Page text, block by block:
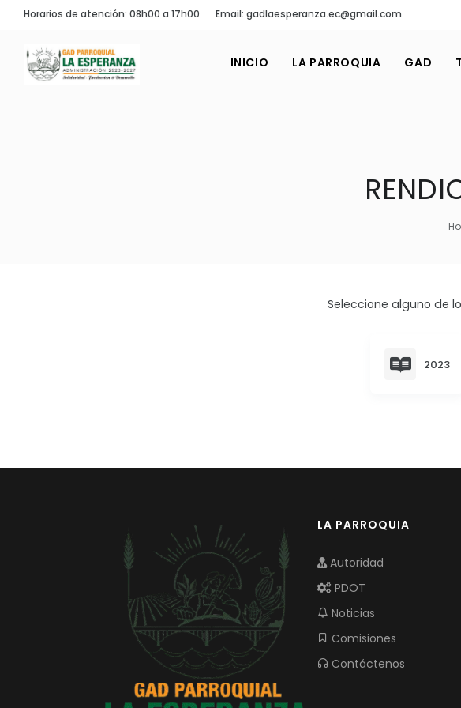
Horarios de atención: 08h00 a 17h00 Email: gadlaesperanza.ec@gmail.com
INICIO LA PARROQUIA GAD
Seleccione alguno de
2023
LA PARROQUIA
Autoridad
PDOT
Noticias
Comisiones
Contáctenos